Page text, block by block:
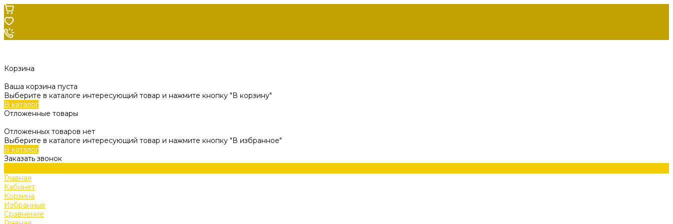
Корзина
Ваша корзина пуста
Выберите в каталоге интересующий товар и нажмите кнопку "В корзину"
В каталог
Отложенные товары
Отложенных товаров нет
Выберите в каталоге интересующий товар и нажмите кнопку "В избранное"
В каталог
Заказать звонок
Главная
Кабинет
Корзина
Избранные
Сравнение